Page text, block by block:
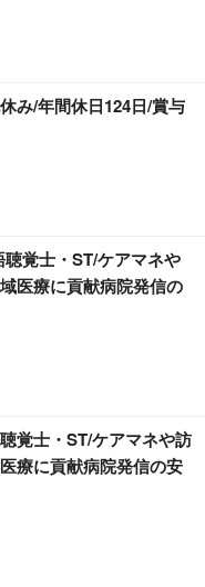
み/年間休日124日/賞与
聴覚士・ST/ケアマネ
医療に貢献病院発信の
覚士・ST/ケアマネや訪
療に貢献病院発信の安